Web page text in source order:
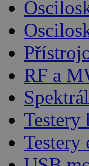
RF a
Testery
Testery